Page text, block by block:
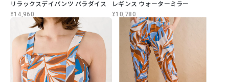
リラックスデイパンツ パラダイス
¥14,960
レギンス ウォーターミラー
¥10,780